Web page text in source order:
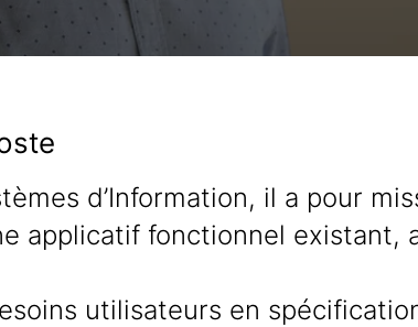
d’Information, il a pour
applicatif fonctionnel existant,
utilisateurs en